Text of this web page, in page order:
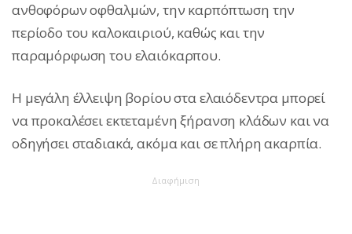
ανθοφόρων οφθαλμών, την καρπόπτωση την
περίοδο του καλοκαιριού, καθώς και την
παραμόρφωση του ελαιόκαρπου.
Η μεγάλη έλλειψη βορίου στα ελαιόδεντρα μπορεί
να προκαλέσει εκτεταμένη ξήρανση κλάδων και να
οδηγήσει σταδιακά, ακόμα και σε πλήρη ακαρπία.
Διαφήμιση